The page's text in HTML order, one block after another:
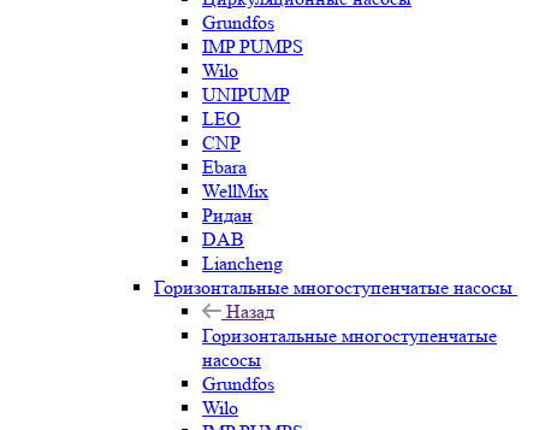
Grundfos
IMP PUMPS
Wilo
UNIPUMP
LEO
CNP
Ebara
WellMix
Ридан
DAB
Liancheng
Горизонтальные многоступенчатые насосы
Назад
Горизонтальные многоступенчатые
насосы
Grundfos
Wilo